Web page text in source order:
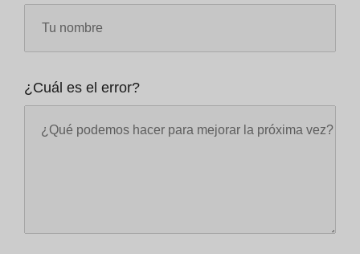
¿Cuál es el error?